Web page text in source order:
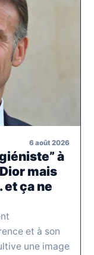
6 août 2026
à
mais
ça ne
et à son
une image